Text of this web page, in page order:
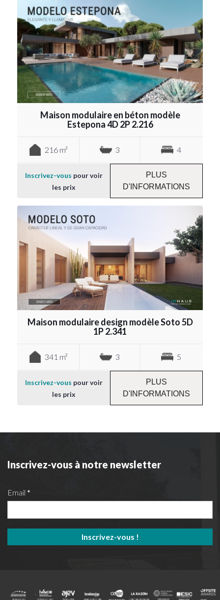
Maison modulaire en béton modèle
Estepona 4D 2P 2.216
216 m² 3 4
Inscrivez-vous pour voir
les prix
PLUS
D'INFORMATIONS
Maison modulaire design modèle Soto 5D
1P 2.341
341 m² 3 5
Inscrivez-vous pour voir
les prix
PLUS
D'INFORMATIONS
Inscrivez-vous à notre newsletter
Email *